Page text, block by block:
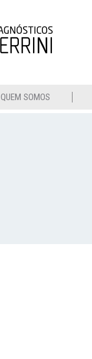
QUEM SOMOS